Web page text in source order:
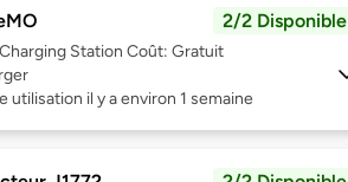
2/2 Disponible
Charging Station Coût: Gratuit
utilisation il y a environ 1 semaine